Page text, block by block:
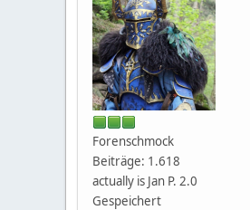
Forenschmock
Beiträge: 1.618
actually is Jan P. 2.0
Gespeichert